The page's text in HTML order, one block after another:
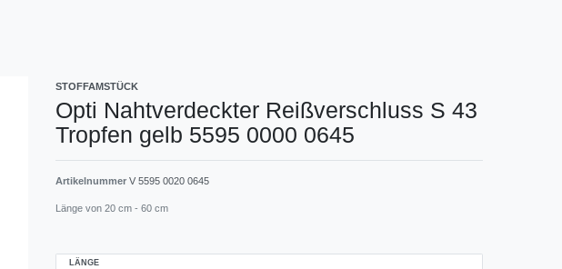
STOFFAMSTÜCK
Opti Nahtverdeckter Reißverschluss S 43
Tropfen gelb 5595 0000 0645
Artikelnummer V 5595 0020 0645
Länge von 20 cm - 60 cm
LÄNGE